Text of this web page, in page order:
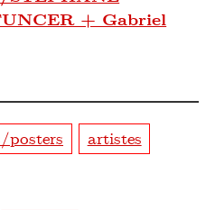
+ Gabriel
posters
artistes